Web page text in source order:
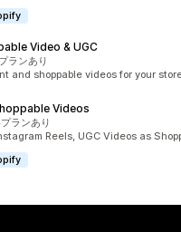
Video & UGC
237件
ランあり
and shoppable videos for your
Videos
件
ランあり
Reels, UGC Videos as